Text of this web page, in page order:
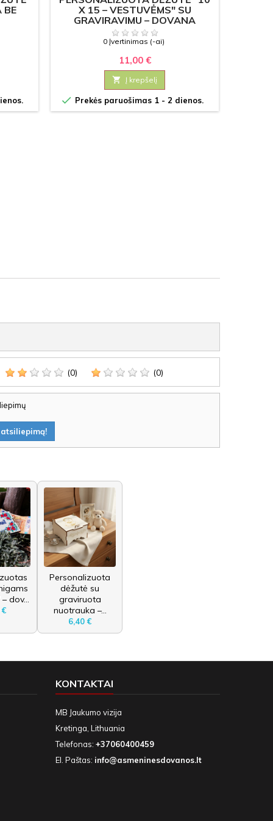
BE
X 15 – VESTUVĖMS" SU
GRAVIRAVIMU – DOVANA
NUOTRAUKOMS IR
PRISIMINIMAMS
0 Įvertinimas (-ai)
11,00 €
 Į krepšelį
 Prekės paruošimas 1 - 2 dienos.
(0) (0)
dov...
€
Personalizuota
dėžutė su
graviruota
nuotrauka –...
6,40 €
KONTAKTAI
MB Jaukumo vizija
Kretinga, Lithuania
Telefonas: +37060400459
El. Paštas: info@asmeninesdovanos.lt